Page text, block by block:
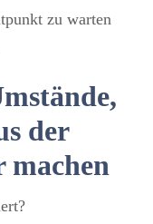
zu warten
der
machen